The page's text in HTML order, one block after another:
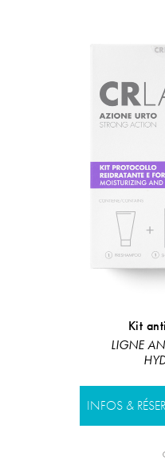
Kit
LIGNE
INFOS &